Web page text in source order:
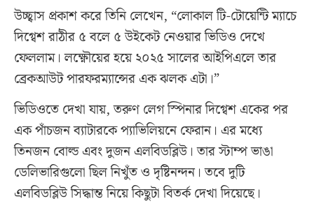
উচ্ছ্বাস প্রকাশ করে তিনি লেখেন, “লোকাল টি-টোয়েন্টি ম্যাচে
দিগ্বেশ রাঠীর ৫ বলে ৫ উইকেট নেওয়ার ভিডিও দেখে
ফেললাম। লক্ষ্ণৌয়ের হয়ে ২০২৫ সালের আইপিএলে তার
ব্রেকআউট পারফরম্যান্সের এক ঝলক এটা।”
ভিডিওতে দেখা যায়, তরুণ লেগ স্পিনার দিগ্বেশ একের পর
এক পাঁচজন ব্যাটারকে প্যাভিলিয়নে ফেরান। এর মধ্যে
তিনজন বোল্ড এবং দুজন এলবিডব্লিউ। তার স্টাম্প ভাঙা
ডেলিভারিগুলো ছিল নিখুঁত ও দৃষ্টিনন্দন। তবে দুটি
এলবিডব্লিউ সিদ্ধান্ত নিয়ে কিছুটা বিতর্ক দেখা দিয়েছে।